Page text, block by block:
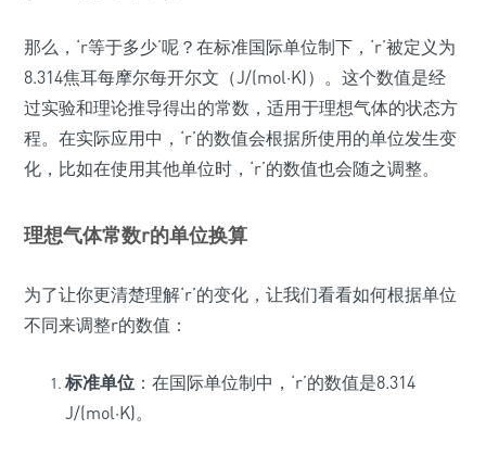
那么，‘r等于多少’呢？在标准国际单位制下，‘r’被定义为
8.314焦耳每摩尔每开尔文（J/(mol·K)）。这个数值是经
过实验和理论推导得出的常数，适用于理想气体的状态方
程。在实际应用中，‘r’的数值会根据所使用的单位发生变
化，比如在使用其他单位时，‘r’的数值也会随之调整。
理想气体常数r的单位换算
为了让你更清楚理解‘r’的变化，让我们看看如何根据单位
不同来调整r的数值：
标准单位 ：在国际单位制中，‘r’的数值是8.314
J/(mol·K)。